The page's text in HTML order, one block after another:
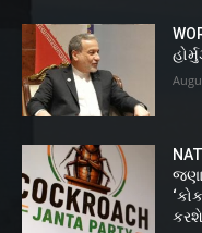
કરશે